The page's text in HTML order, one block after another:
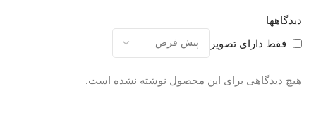
دیدگاهها
فقط دارای تصویر
هیچ دیدگاهی برای این محصول نوشته نشده است.